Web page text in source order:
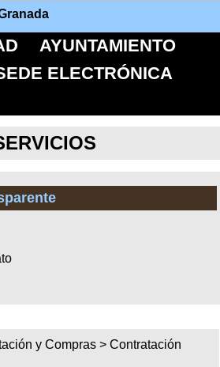
AYUNTAMIENTO
ELECTRÓNICA
y Compras >Contratación